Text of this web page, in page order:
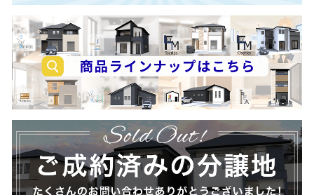
き
家
売
却
ご
相
談
は
こ
ち
ご
紹
介
キ
ャ
ン
ペ
ー
ン
の
ご
商
品
ラ
イ
ン